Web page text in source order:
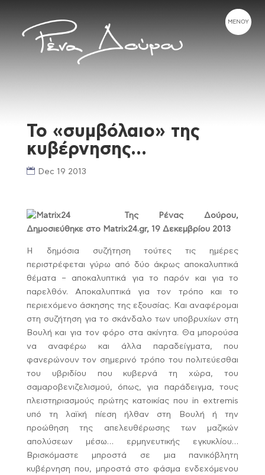
Το «συμβόλαιο» της
κυβέρνησης…
Dec 19 2013
Της Ρένας Δούρου,
Δημοσιεύθηκε στο Matrix24.gr, 19 Δεκεμβρίου 2013
Η δημόσια συζήτηση τούτες τις ημέρες
περιστρέφεται γύρω από δύο άκρως αποκαλυπτικά
θέματα – αποκαλυπτικά για το παρόν και για το
παρελθόν. Αποκαλυπτικά για τον τρόπο και το
περιεχόμενο άσκησης της εξουσίας. Και αναφέρομαι
στη συζήτηση για το σκάνδαλο των υποβρυχίων στη
Βουλή και για τον φόρο στα ακίνητα. Θα μπορούσα
να αναφέρω και άλλα παραδείγματα, που
φανερώνουν τον σημερινό τρόπο του πολιτεύεσθαι
του υβριδίου που κυβερνά τη χώρα, του
σαμαροβενιζελισμού, όπως, για παράδειγμα, τους
πλειστηριασμούς πρώτης κατοικίας που in extremis
υπό τη λαϊκή πίεση ήλθαν στη Βουλή ή την
προώθηση της απελευθέρωσης των μαζικών
απολύσεων μέσω… ερμηνευτικής εγκυκλίου…
Βρισκόμαστε μπροστά σε μια πανικόβλητη
κυβέρνηση που, μπροστά στο φάσμα ενδεχόμενου